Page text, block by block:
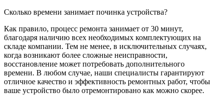
Сколько времени занимает починка устройства?
Как правило, процесс ремонта занимает от 30 минут,
благодаря наличию всех необходимых комплектующих на
складе компании. Тем не менее, в исключительных случаях,
когда возникают более сложные неисправности,
восстановление может потребовать дополнительного
времени. В любом случае, наши специалисты гарантируют
отличное качество и эффективность ремонтных работ, чтобы
ваше устройство было отремонтировано как можно скорее.